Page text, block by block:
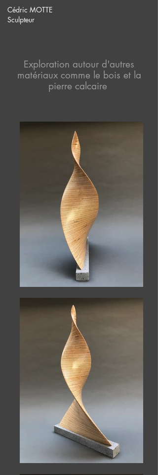
Cédric MOTTE
Sculpteur
Exploration autour d'autres
matériaux comme le bois et la
pierre calcaire